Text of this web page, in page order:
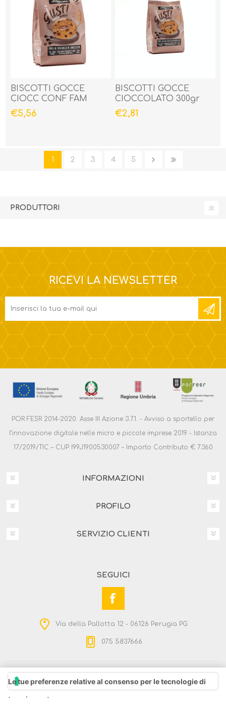
BISCOTTI GOCCE
CIOCC CONF FAM
700gr
€5,56
BISCOTTI GOCCE
CIOCCOLATO 300gr
€2,81
1 2 3 4 5
PRODUTTORI
RICEVI LA NEWSLETTER
POR FESR 2014-2020. Asse III Azione 3.7.1. - Avviso a sportello per
l’innovazione digitale nelle micro e piccole imprese 2019 - Istanza
17/2019/TIC – CUP I99J1900530007 – Importo Contributo € 7.360
INFORMAZIONI
PROFILO
SERVIZIO CLIENTI
SEGUICI
Via della Pallotta 12 - 06126 Perugia PG
075 5837666
Copyright © 2026 Noicoop - Mercato civile. Tutti i diritti
SORT DISPLAY
Le tue preferenze relative al consenso per le tecnologie di
tracciamento